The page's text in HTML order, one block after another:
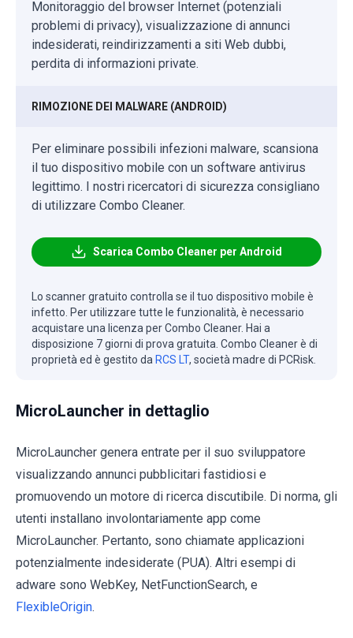
Monitoraggio del browser Internet (potenziali
problemi di privacy), visualizzazione di annunci
indesiderati, reindirizzamenti a siti Web dubbi,
perdita di informazioni private.
RIMOZIONE DEI MALWARE (ANDROID)
Per eliminare possibili infezioni malware, scansiona
il tuo dispositivo mobile con un software antivirus
legittimo. I nostri ricercatori di sicurezza consigliano
di utilizzare Combo Cleaner.
Scarica Combo Cleaner per Android
Lo scanner gratuito controlla se il tuo dispositivo mobile è
infetto. Per utilizzare tutte le funzionalità, è necessario
acquistare una licenza per Combo Cleaner. Hai a
disposizione 7 giorni di prova gratuita. Combo Cleaner è di
proprietà ed è gestito da RCS LT, società madre di PCRisk.
MicroLauncher in dettaglio
MicroLauncher genera entrate per il suo sviluppatore
visualizzando annunci pubblicitari fastidiosi e
promuovendo un motore di ricerca discutibile. Di norma, gli
utenti installano involontariamente app come
MicroLauncher. Pertanto, sono chiamate applicazioni
potenzialmente indesiderate (PUA). Altri esempi di
adware sono WebKey, NetFunctionSearch, e
FlexibleOrigin.